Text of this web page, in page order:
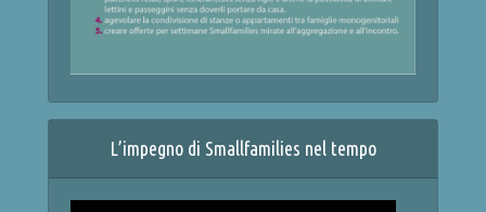
L’impegno di Smallfamilies nel tempo